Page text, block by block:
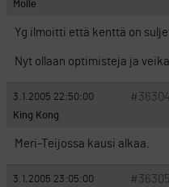
Molle
Yg ilmoitti että kenttä on
Nyt ollaan optimisteja ja
3.1.2005 22:50:00
King Kong
Meri-Teijossa kausi alkaa.
3.1.2005 23:05:00